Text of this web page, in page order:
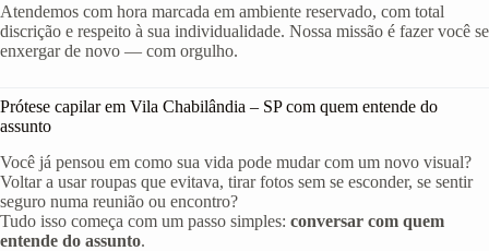
Atendemos com hora marcada em ambiente reservado, com total
discrição e respeito à sua individualidade. Nossa missão é fazer você se
enxergar de novo — com orgulho.
Prótese capilar em Vila Chabilândia – SP com quem entende do
assunto
Você já pensou em como sua vida pode mudar com um novo visual?
Voltar a usar roupas que evitava, tirar fotos sem se esconder, se sentir
seguro numa reunião ou encontro?
Tudo isso começa com um passo simples: conversar com quem
entende do assunto.